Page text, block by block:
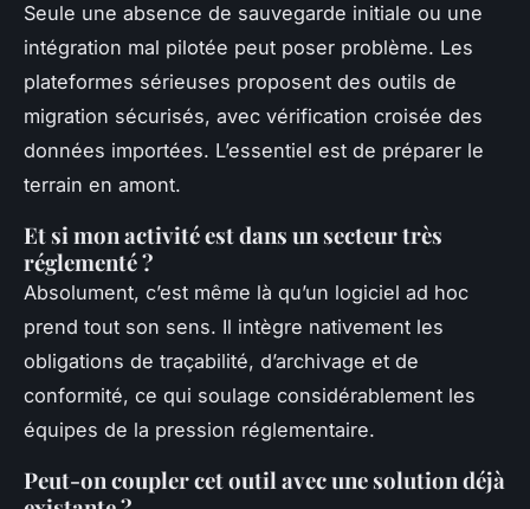
Seule une absence de sauvegarde initiale ou une
intégration mal pilotée peut poser problème. Les
plateformes sérieuses proposent des outils de
migration sécurisés, avec vérification croisée des
données importées. L’essentiel est de préparer le
terrain en amont.
Et si mon activité est dans un secteur très
réglementé ?
Absolument, c’est même là qu’un logiciel ad hoc
prend tout son sens. Il intègre nativement les
obligations de traçabilité, d’archivage et de
conformité, ce qui soulage considérablement les
équipes de la pression réglementaire.
Peut-on coupler cet outil avec une solution déjà